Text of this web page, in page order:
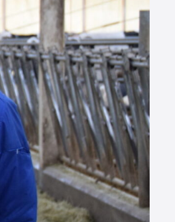
ラレマンドバ
イオテック株
日本製紙株式
会社
リィジャパン社
）年10 月
0806 東京都新宿区榎町75番地